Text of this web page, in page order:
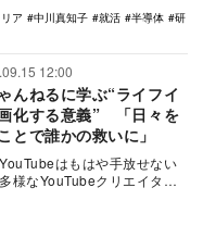
ア 中川真知子 就活 半導体
研
12:00
んねるに学ぶ“ライフイ
化する意義” 「日々を
とで誰かの救いに」
はもはや手放せない
様なYouTubeクリエイター